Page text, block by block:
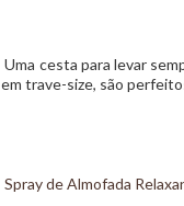
Uma cesta para levar
em trave-size, são
Spray de Almofada